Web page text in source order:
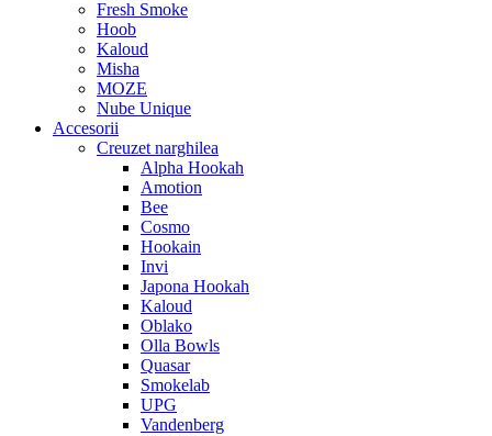
Fresh Smoke
Hoob
Kaloud
Misha
MOZE
Nube Unique
Accesorii
Creuzet narghilea
Alpha Hookah
Amotion
Bee
Cosmo
Hookain
Invi
Japona Hookah
Kaloud
Oblako
Olla Bowls
Quasar
Smokelab
UPG
Vandenberg